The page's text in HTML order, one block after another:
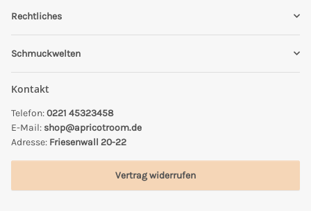
Rechtliches
Schmuckwelten
Kontakt
Telefon:0221 45323458
E-Mail: shop@apricotroom.de
Adresse: Friesenwall 20-22
Vertrag widerrufen